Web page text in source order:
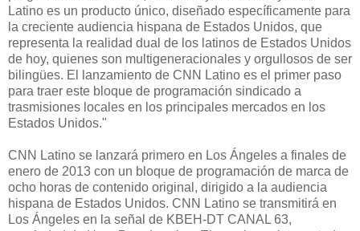
Latino es un producto único, diseñado específicamente para
la creciente audiencia hispana de Estados Unidos, que
representa la realidad dual de los latinos de Estados Unidos
de hoy, quienes son multigeneracionales y orgullosos de ser
bilingües. El lanzamiento de CNN Latino es el primer paso
para traer este bloque de programación sindicado a
trasmisiones locales en los principales mercados en los
Estados Unidos."
CNN Latino se lanzará primero en Los Ángeles a finales de
enero de 2013 con un bloque de programación de marca de
ocho horas de contenido original, dirigido a la audiencia
hispana de Estados Unidos. CNN Latino se transmitirá en
Los Ángeles en la señal de KBEH-DT CANAL 63,